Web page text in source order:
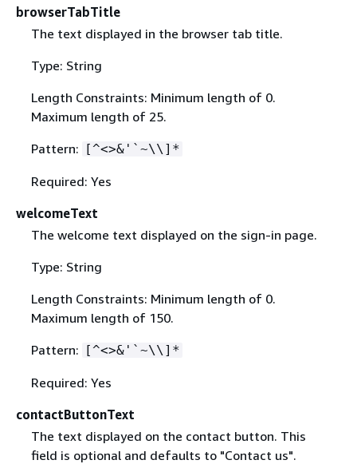
browserTabTitle
The text displayed in the browser tab title.
Type: String
Length Constraints: Minimum length of 0.
Maximum length of 25.
Pattern: [^<>&'`~\\]*
Required: Yes
welcomeText
The welcome text displayed on the sign-in page.
Type: String
Length Constraints: Minimum length of 0.
Maximum length of 150.
Pattern: [^<>&'`~\\]*
Required: Yes
contactButtonText
The text displayed on the contact button. This
field is optional and defaults to "Contact us".